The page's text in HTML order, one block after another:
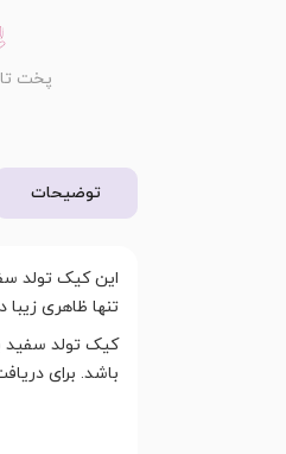
پخت
توضیحات
این کیک تولد
تنها ظاهری
کیک تولد سفید
باشد. برای